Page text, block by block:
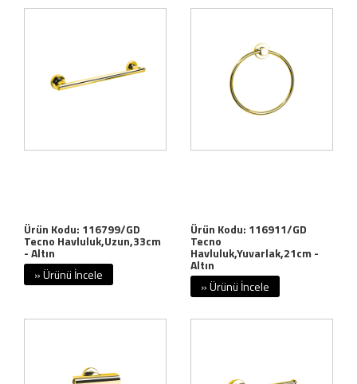
Ürün Kodu: 116799/GD
Tecno Havluluk,Uzun,33cm
- Altın
» Ürünü İncele
Ürün Kodu: 116911/GD
Tecno
Havluluk,Yuvarlak,21cm -
Altın
» Ürünü İncele